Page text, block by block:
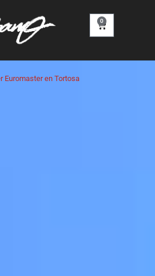
0
Carrito
Euromaster en Tortosa